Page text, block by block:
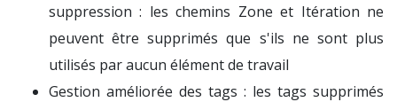
suppression : les chemins Zone et Itération ne
peuvent être supprimés que s'ils ne sont plus
utilisés par aucun élément de travail
Gestion améliorée des tags : les tags supprimés